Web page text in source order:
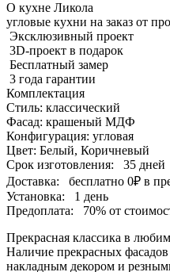
О кухне Ликола
угловые кухни на заказ от
Эксклюзивный проект
3D-проект в подарок
Бесплатный замер
3 года гарантии
Комплектация
Стиль: классический
Фасад: крашеный МДФ
Конфигурация: угловая
Цвет: Белый, Коричневый
Срок изготовления:
35 дней
Доставка:
бесплатно 0₽ в
Установка:
1 день
Предоплата:
70% от
Прекрасная классика в
Наличие прекрасных
накладным декором и